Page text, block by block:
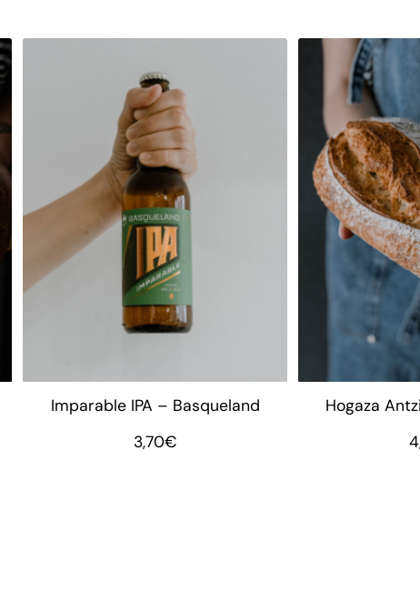
Imparable IPA – Basqueland
3,70€
Hogaza